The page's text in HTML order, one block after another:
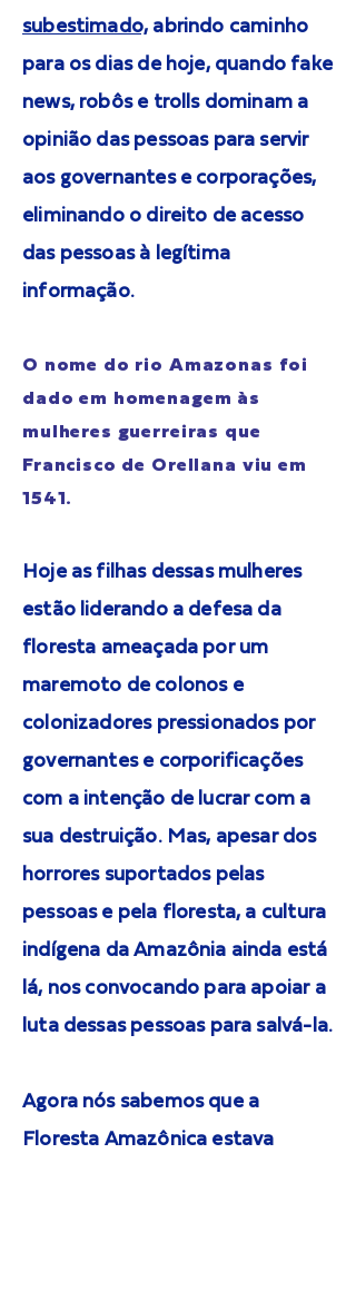
subestimado, abrindo caminho
para os dias de hoje, quando fake
news, robôs e trolls dominam a
opinião das pessoas para servir
aos governantes e corporações,
eliminando o direito de acesso
das pessoas à legítima
informação.
O nome do rio Amazonas foi
dado em homenagem às
mulheres guerreiras que
Francisco de Orellana viu em
1541.
Hoje as filhas dessas mulheres
estão liderando a defesa da
floresta ameaçada por um
maremoto de colonos e
colonizadores pressionados por
governantes e corporificações
com a intenção de lucrar com a
sua destruição. Mas, apesar dos
horrores suportados pelas
pessoas e pela floresta, a cultura
indígena da Amazônia ainda está
lá, nos convocando para apoiar a
luta dessas pessoas para salvá-la.
Agora nós sabemos que a
Floresta Amazônica estava